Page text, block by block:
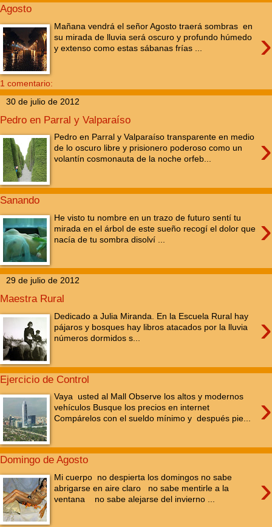
Agosto
›
Mañana vendrá el señor Agosto traerá sombras en
su mirada de lluvia será oscuro y profundo húmedo
y extenso como estas sábanas frías ...
1 comentario:
30 de julio de 2012
Pedro en Parral y Valparaíso
›
Pedro en Parral y Valparaíso transparente en medio
de lo oscuro libre y prisionero poderoso como un
volantín cosmonauta de la noche orfeb...
Sanando
›
He visto tu nombre en un trazo de futuro sentí tu
mirada en el árbol de este sueño recogí el dolor que
nacía de tu sombra disolví ...
29 de julio de 2012
Maestra Rural
›
Dedicado a Julia Miranda. En la Escuela Rural hay
pájaros y bosques hay libros atacados por la lluvia
números dormidos s...
Ejercicio de Control
›
Vaya usted al Mall Observe los altos y modernos
vehículos Busque los precios en internet
Compárelos con el sueldo mínimo y después pie...
Domingo de Agosto
›
Mi cuerpo no despierta los domingos no sabe
abrigarse en aire claro no sabe mentirle a la
ventana no sabe alejarse del invierno ...